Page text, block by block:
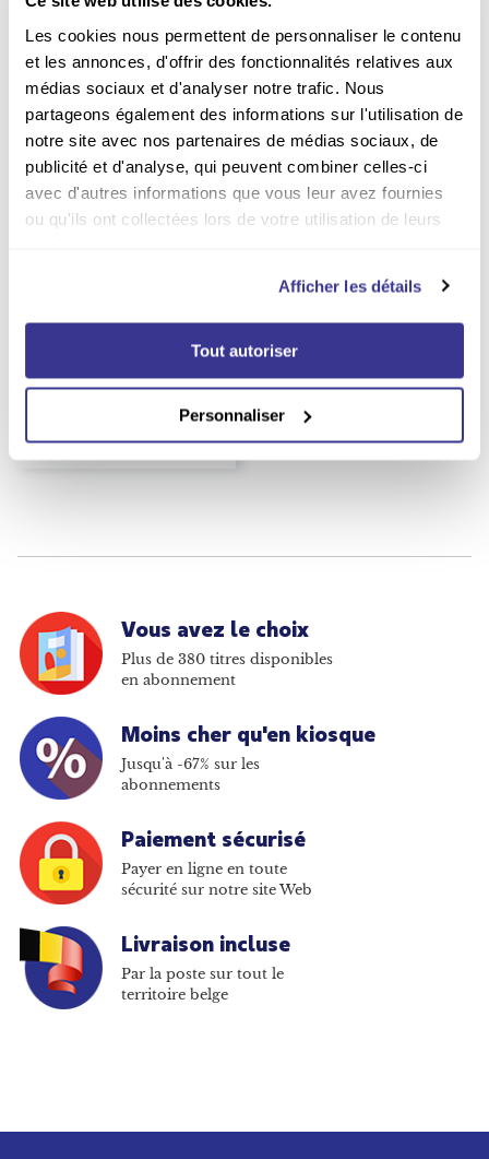
Les cookies nous permettent de personnaliser le contenu
et les annonces, d'offrir des fonctionnalités relatives aux
médias sociaux et d'analyser notre trafic. Nous
partageons également des informations sur l'utilisation de
notre site avec nos partenaires de médias sociaux, de
publicité et d'analyse, qui peuvent combiner celles-ci
avec d'autres informations que vous leur avez fournies
ou qu'ils ont collectées lors de votre utilisation de leurs
Afficher les détails
Tout autoriser
Personnaliser
EUR 92.40 Prix kiosque
Vous avez le choix
Plus de 380 titres disponibles
en abonnement
Moins cher qu'en kiosque
Jusqu'à -67% sur les
abonnements
Paiement sécurisé
Payer en ligne en toute
sécurité sur notre site Web
Livraison incluse
Par la poste sur tout le
territoire belge